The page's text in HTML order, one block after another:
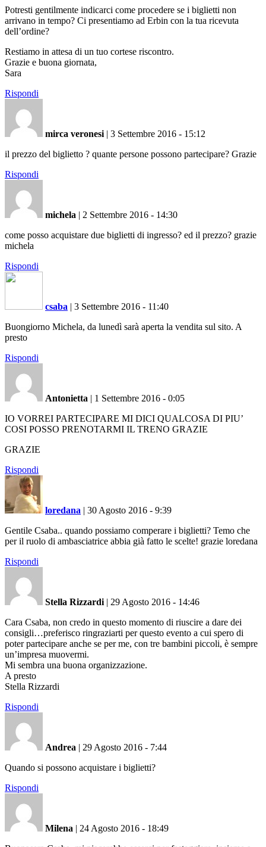
Potresti gentilmente indicarci come procedere se i biglietti non
arrivano in tempo? Ci presentiamo ad Erbin con la tua ricevuta
dell’ordine?
Restiamo in attesa di un tuo cortese riscontro.
Grazie e buona giornata,
Sara
Rispondi
mirca veronesi | 3 Settembre 2016 - 15:12
il prezzo del biglietto ? quante persone possono partecipare? Grazie
Rispondi
michela | 2 Settembre 2016 - 14:30
come posso acquistare due biglietti di ingresso? ed il prezzo? grazie
michela
Rispondi
csaba | 3 Settembre 2016 - 11:40
Buongiorno Michela, da lunedì sarà aperta la vendita sul sito. A
presto
Rispondi
Antonietta | 1 Settembre 2016 - 0:05
IO VORREI PARTECIPARE MI DICI QUALCOSA DI PIU’
COSI POSSO PRENOTARMI IL TRENO GRAZIE
GRAZIE
Rispondi
loredana | 30 Agosto 2016 - 9:39
Gentile Csaba.. quando possiamo comperare i biglietti? Temo che
per il ruolo di ambasciatrice abbia già fatto le scelte! grazie loredana
Rispondi
Stella Rizzardi | 29 Agosto 2016 - 14:46
Cara Csaba, non credo in questo momento di riuscire a dare dei
consigli…preferisco ringraziarti per questo evento a cui spero di
poter partecipare anche se per me, con tre bambini piccoli, è sempre
un’impresa muovermi.
Mi sembra una buona organizzazione.
A presto
Stella Rizzardi
Rispondi
Andrea | 29 Agosto 2016 - 7:44
Quando si possono acquistare i biglietti?
Rispondi
Milena | 24 Agosto 2016 - 18:49